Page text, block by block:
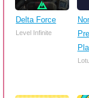
Delta Force
Level Infinite